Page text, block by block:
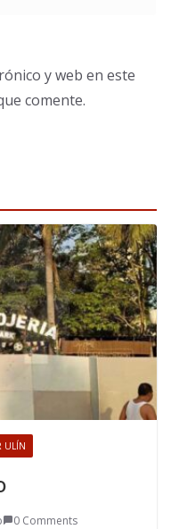
y web en este
comente.
ULÍN
0 Comments